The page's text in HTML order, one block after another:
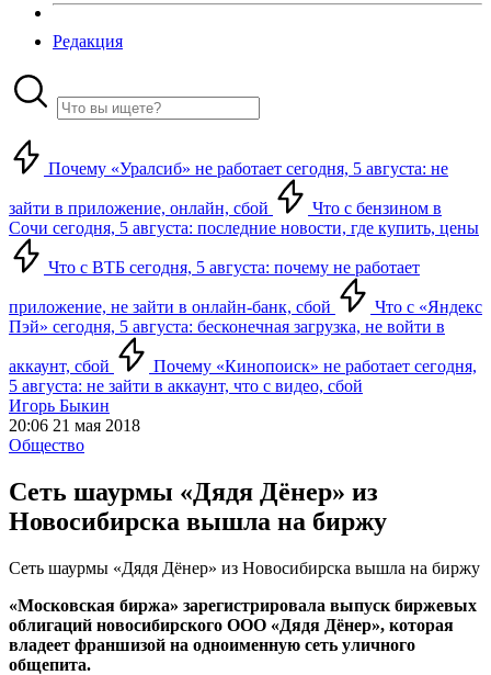
Редакция
Почему «Уралсиб» не работает сегодня, 5 августа: не
зайти в приложение, онлайн, сбой
Что с бензином в
Сочи сегодня, 5 августа: последние новости, где купить, цены
Что с ВТБ сегодня, 5 августа: почему не работает
приложение, не зайти в онлайн-банк, сбой
Что с «Яндекс
Пэй» сегодня, 5 августа: бесконечная загрузка, не войти в
аккаунт, сбой
Почему «Кинопоиск» не работает сегодня,
5 августа: не зайти в аккаунт, что с видео, сбой
Игорь Быкин
20:06 21 мая 2018
Общество
Сеть шаурмы «Дядя Дёнер» из
Новосибирска вышла на биржу
Сеть шаурмы «Дядя Дёнер» из Новосибирска вышла на биржу
«Московская биржа» зарегистрировала выпуск биржевых
облигаций новосибирского ООО «Дядя Дёнер», которая
владеет франшизой на одноименную сеть уличного
общепита.